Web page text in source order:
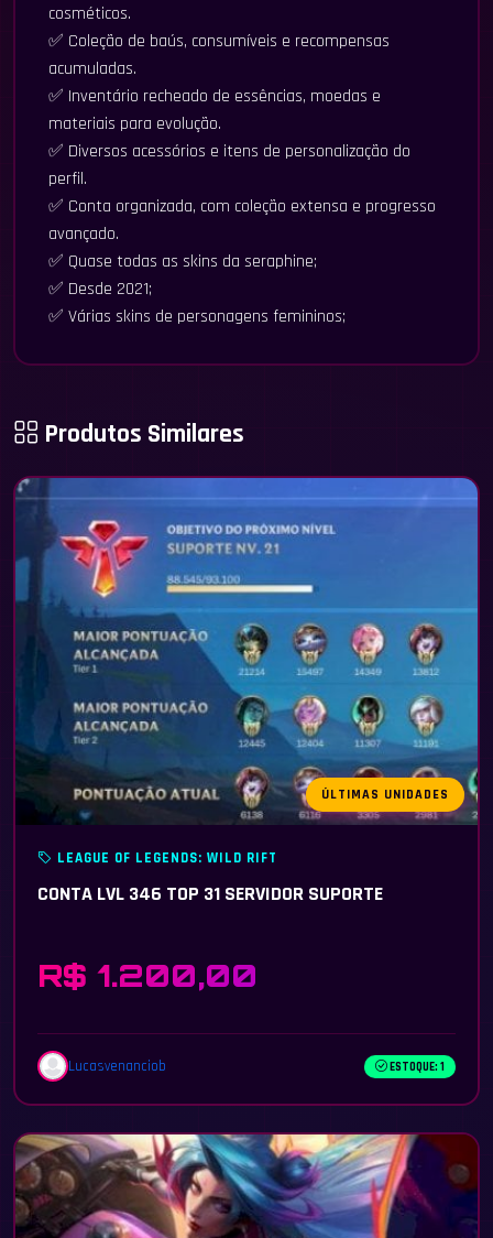
cosméticos.
✅ Coleção de baús, consumíveis e recompensas
acumuladas.
✅ Inventário recheado de essências, moedas e
materiais para evolução.
✅ Diversos acessórios e itens de personalização do
perfil.
✅ Conta organizada, com coleção extensa e progresso
avançado.
✅ Quase todas as skins da seraphine;
✅ Desde 2021;
✅ Várias skins de personagens femininos;
Produtos Similares
ÚLTIMAS UNIDADES
LEAGUE OF LEGENDS: WILD RIFT
CONTA LVL 346 TOP 31 SERVIDOR SUPORTE
R$ 1.200,00
Lucasvenanciob ESTOQUE: 1